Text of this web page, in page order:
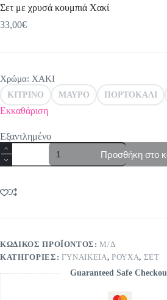
Σετ με χρυσά κουμπιά Χακί
33,00€
Χρώμα: ΧΑΚΙ
ΚΙΤΡΙΝΟ ΜΑΥΡΟ ΠΟΡΤΟΚΑΛΙ
Εκκαθάριση
Εξαντλημένο
Σετ
με
χρυσά
Χακί
ποσότητα
Προσθήκη στο
ΚΩΔΙΚΌΣ ΠΡΟΪΌΝΤΟΣ:Μ/Δ
ΚΑΤΗΓΟΡΊΕΣ: ΓΥΝΑΙΚΕΙΑ, ΡΟΥΧΑ, ΣΕΤ
Guaranteed Safe